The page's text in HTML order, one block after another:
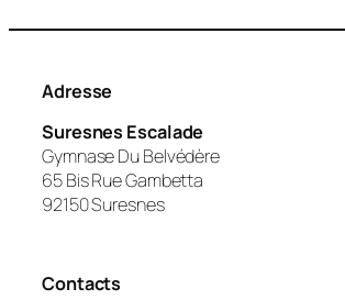
Adresse
Suresnes Escalade
Gymnase Du Belvédère
65 Bis Rue Gambetta
92150 Suresnes
Contacts